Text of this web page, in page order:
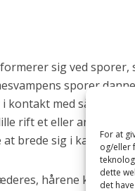
For at
og/eller
dette
det
sig ved sporer,
sporer
kontakt med sådanne
rift et eller andet
at brede sig i kaninens
hårene knækker